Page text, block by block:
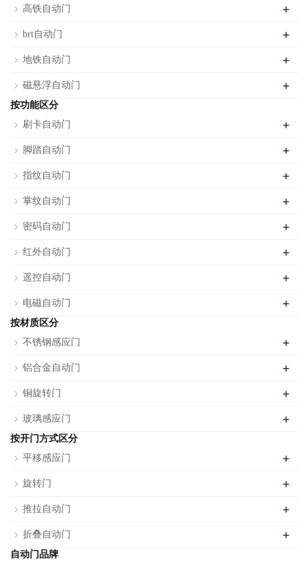
高铁自动门 +
brt自动门 +
地铁自动门 +
磁悬浮自动门 +
按功能区分
刷卡自动门
+
脚踏自动门 +
指纹自动门 +
掌纹自动门 +
密码自动门 +
红外自动门 +
遥控自动门 +
电磁自动门 +
按材质区分
不锈钢感应门
+
铝合金自动门 +
铜旋转门 +
玻璃感应门 +
按开门方式区分
平移感应门
+
旋转门 +
推拉自动门 +
折叠自动门 +
自动门品牌